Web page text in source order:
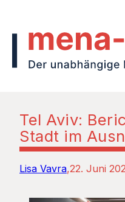
Tel Aviv:
Stadt im
Lisa Vavra 22. Juni